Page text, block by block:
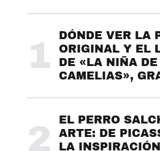
1
DÓNDE VER LA
ORIGINAL Y EL
DE «LA NIÑA
CAMELIAS»,
2
EL PERRO
ARTE: DE
LA